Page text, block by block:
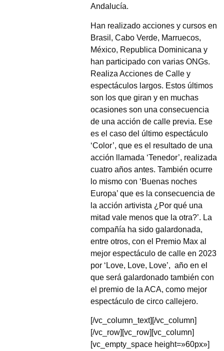
Andalucía.
Han realizado acciones y cursos en
Brasil, Cabo Verde, Marruecos,
México, Republica Dominicana y
han participado con varias ONGs.
Realiza Acciones de Calle y
espectáculos largos. Estos últimos
son los que giran y en muchas
ocasiones son una consecuencia
de una acción de calle previa. Ese
es el caso del último espectáculo
‘Color’, que es el resultado de una
acción llamada ‘Tenedor’, realizada
cuatro años antes. También ocurre
lo mismo con ‘Buenas noches
Europa’ que es la consecuencia de
la acción artivista ¿Por qué una
mitad vale menos que la otra?’. La
compañía ha sido galardonada,
entre otros, con el Premio Max al
mejor espectáculo de calle en 2023
por ‘Love, Love, Love’, año en el
que será galardonado también con
el premio de la ACA, como mejor
espectáculo de circo callejero.
[/vc_column_text][/vc_column]
[/vc_row][vc_row][vc_column]
[vc_empty_space height=»60px»]